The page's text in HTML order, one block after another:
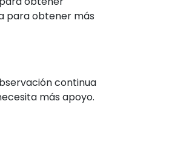
para obtener más
continua
más apoyo.